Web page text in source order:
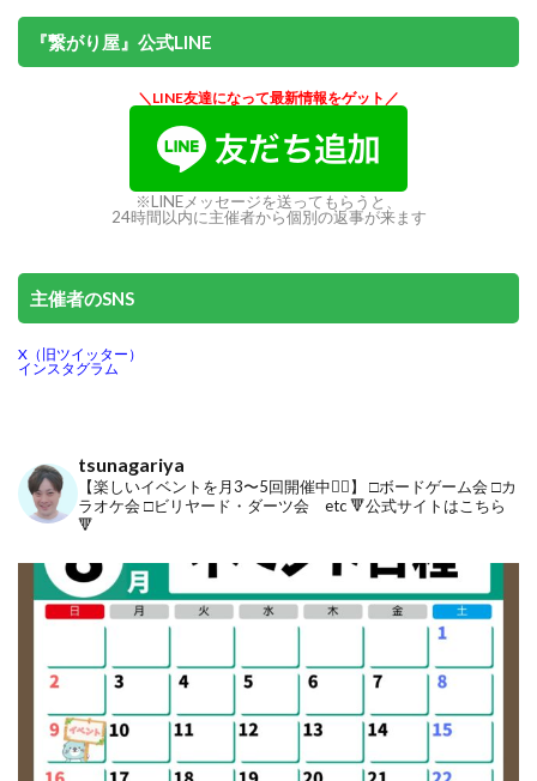
『繋がり屋』公式LINE
＼LINE友達になって最新情報をゲット／
※LINEメッセージを送ってもらうと、
24時間以内に主催者から個別の返事が来ます
主催者のSNS
X（旧ツイッター）
インスタグラム
tsunagariya
【楽しいイベントを月3〜5回開催中🙋‍♂️】 □ボードゲーム会 □カ
ラオケ会 □ビリヤード・ダーツ会 etc🔻公式サイトはこちら
🔻